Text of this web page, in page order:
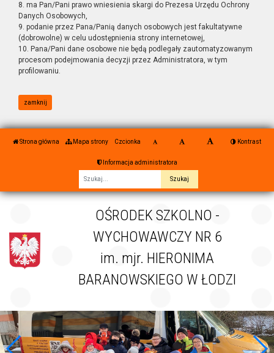
8. ma Pan/Pani prawo wniesienia skargi do Prezesa Urzędu Ochrony
Danych Osobowych,
9. podanie przez Pana/Panią danych osobowych jest fakultatywne
(dobrowolne) w celu udostępnienia strony internetowej,
10. Pana/Pani dane osobowe nie będą podlegały zautomatyzowanym
procesom podejmowania decyzji przez Administratora, w tym
profilowaniu.
zamknij
Strona główna Mapa strony Czcionka Kontrast
Informacja administratora
OŚRODEK SZKOLNO -
WYCHOWAWCZY NR 6
im. mjr. HIERONIMA
BARANOWSKIEGO W ŁODZI